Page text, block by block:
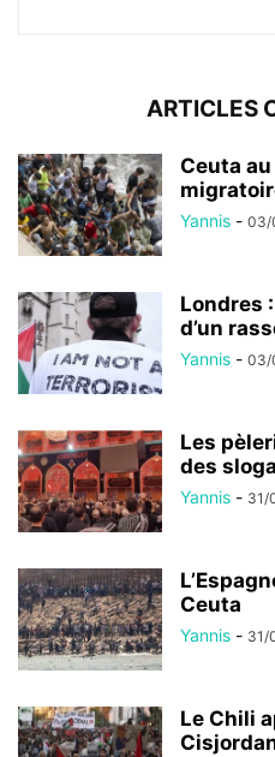
ARTICLES
Ceuta
Yannis - 03/
Londres
d’un
Yannis - 03/
Les
des
Yannis - 31/
Ceuta
Yannis - 31/
Le Chili